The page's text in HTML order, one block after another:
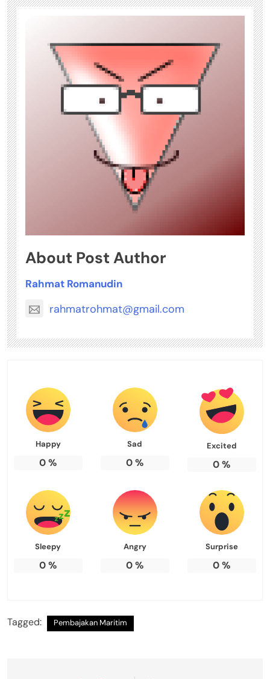
About Post Author
Rahmat Romanudin
rahmatrohmat@gmail.com
Happy
0%
Sad
0%
Excited
0%
Sleepy
0%
Angry
0%
Surprise
0%
Tagged: Pembajakan Maritim